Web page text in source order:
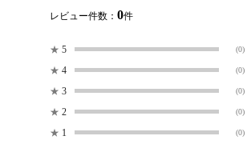
レビュー件数： 0件
★ 5 (0)
★ 4 (0)
★ 3 (0)
★ 2 (0)
★ 1 (0)